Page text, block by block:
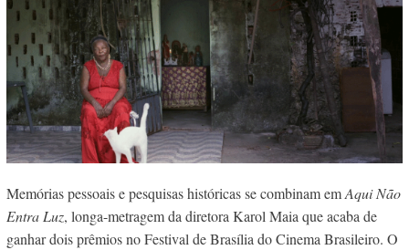
Memórias pessoais e pesquisas históricas se combinam emAqui Não
Entra Luz, longa-metragem da diretora Karol Maia que acaba de
ganhar dois prêmios no Festival de Brasília do Cinema Brasileiro. O